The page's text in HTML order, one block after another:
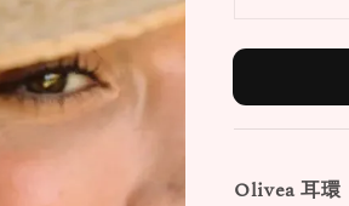
Olivea 耳環